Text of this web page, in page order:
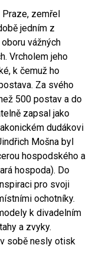
Praze, zemřel
jedním z
vážných
Vrcholem jeho
k čemuž ho
Za svého
500 postav a do
zapsal jako
dudákovi
Mošna byl
hospodského a
hospoda). Do
pro svoji
ochotníky.
k divadelním
a zvyky.
sobě nesly otisk